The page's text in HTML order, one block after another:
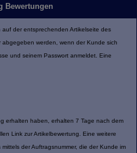
Bewertungen
der entsprechenden Artikelseite des
werden, wenn der Kunde sich
und seinem Passwort anmeldet. Eine
erhalten haben, erhalten 7 Tage nach dem
Link zur Artikelbewertung. Eine weitere
der Auftragsnummer, die der Kunde im